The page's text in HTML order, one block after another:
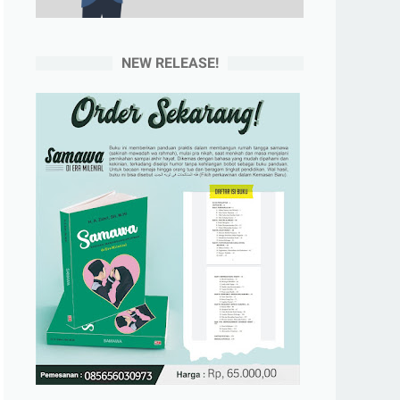
NEW RELEASE!